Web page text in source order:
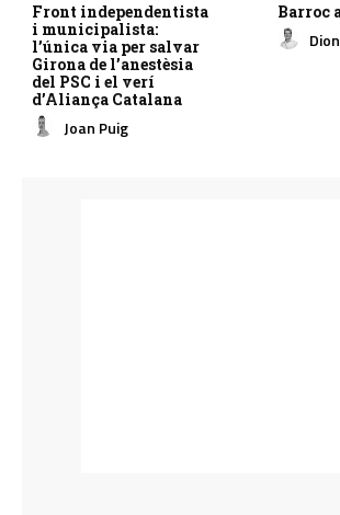
Front independentista
i municipalista:
l’única via per salvar
Girona de l’anestèsia
del PSC i el verí
d’Aliança Catalana
Joan Puig
Barroc